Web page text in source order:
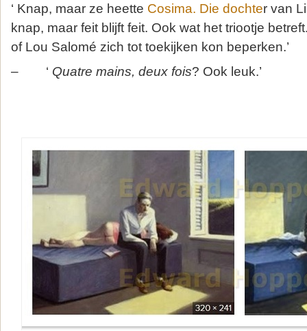
‘ Knap, maar ze heette Cosima. Die dochter van
knap, maar feit blijft feit. Ook wat het triootje
of Lou Salomé zich tot toekijken kon beperken.’
– ‘ Quatre mains, deux fois? Ook leuk.’